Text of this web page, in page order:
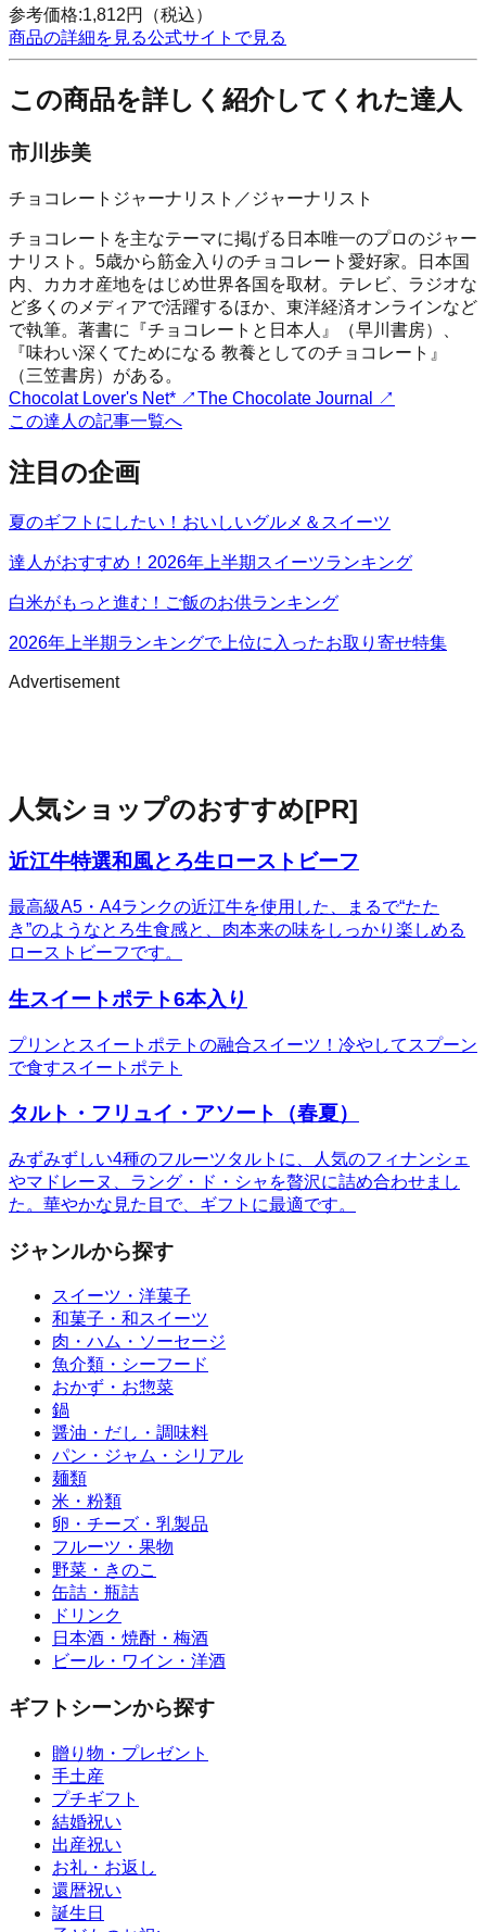
参考価格:1,812円
（税込）
商品の詳細を見る公式サイトで見る
この商品を詳しく紹介してくれた達人
市川歩美
チョコレートジャーナリスト／ジャーナリスト
チョコレートを主なテーマに掲げる日本唯一のプロのジャー
ナリスト。5歳から筋金入りのチョコレート愛好家。日本国
内、カカオ産地をはじめ世界各国を取材。テレビ、ラジオな
ど多くのメディアで活躍するほか、東洋経済オンラインなど
で執筆。著書に『チョコレートと日本人』（早川書房）、
『味わい深くてためになる 教養としてのチョコレート』
（三笠書房）がある。
Chocolat Lover's Net* ↗The Chocolate Journal
↗
この達人の記事一覧へ
注目の企画
夏のギフトにしたい！おいしいグルメ＆スイーツ
達人がおすすめ！2026年上半期スイーツランキング
白米がもっと進む！ご飯のお供ランキング
2026年上半期ランキングで上位に入ったお取り寄せ特集
Advertisement
人気ショップのおすすめ[PR]
近江牛特選和風とろ生ローストビーフ
最高級A5・A4ランクの近江牛を使用した、まるで“たた
き”のようなとろ生食感と、肉本来の味をしっかり楽しめる
ローストビーフです。
生スイートポテト6本入り
プリンとスイートポテトの融合スイーツ！冷やしてスプーン
で食すスイートポテト
タルト・フリュイ・アソート（春夏）
みずみずしい4種のフルーツタルトに、人気のフィナンシェ
やマドレーヌ、ラング・ド・シャを贅沢に詰め合わせまし
た。華やかな見た目で、ギフトに最適です。
ジャンルから探す
スイーツ・洋菓子
和菓子・和スイーツ
肉・ハム・ソーセージ
魚介類・シーフード
おかず・お惣菜
鍋
醤油・だし・調味料
パン・ジャム・シリアル
麺類
米・粉類
卵・チーズ・乳製品
フルーツ・果物
野菜・きのこ
缶詰・瓶詰
ドリンク
日本酒・焼酎・梅酒
ビール・ワイン・洋酒
ギフトシーンから探す
贈り物・プレゼント
手土産
プチギフト
結婚祝い
出産祝い
お礼・お返し
還暦祝い
誕生日